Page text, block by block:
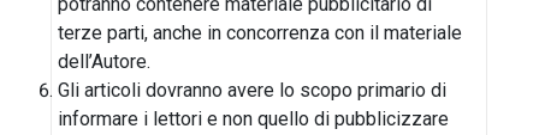
potranno contenere materiale pubblicitario di
terze parti, anche in concorrenza con il materiale
dell’Autore.
Gli articoli dovranno avere lo scopo primario di
informare i lettori e non quello di pubblicizzare